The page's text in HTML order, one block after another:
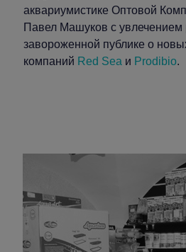
аквариумистике Оптовой
Павел Машуков с увлечением
завороженной публике о
компаний Red Sea и Prodibio.